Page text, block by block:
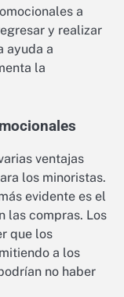
a
y realizar
ayuda a
la
ventajas
los minoristas.
evidente es el
las compras. Los
que los
a los
no haber